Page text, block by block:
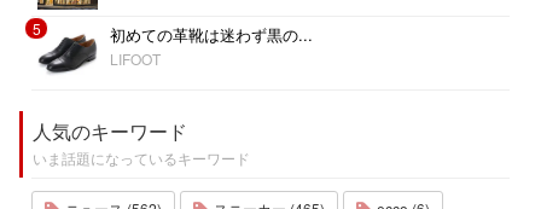
5 初めての革靴は迷わず黒の...
LIFOOT
人気のキーワード
いま話題になっているキーワード